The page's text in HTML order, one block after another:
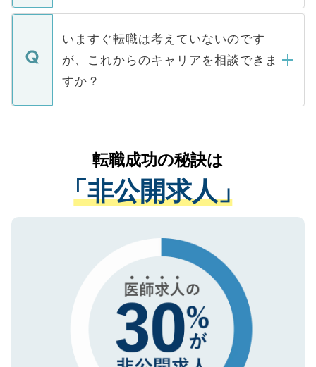
関を公にしてしまうと、応募が殺到する場
に、医療機関が求める条件に合った人材の
みを人材紹介会社に依頼するケースが増え
ています。
定を承諾する必要はありません。内定先へ
の辞退の連絡はキャリアパートナーが行い
ますので、ご安心ください。
個人情報が漏えいすることはありませんの
で、ご安心ください。当サイトからの登録
などで収集したご登録者様の個人情報は、
ご本人のキャリアアップおよび転職活動の
支援を目的に使用いたします。お預かりし
ているすべての個人データはご本人の許可
は、個人情報の取り扱いについての厳密な
管理基準を満たした事業者のみに付与され
る、プライバシーマークを取得済みです。
ご登録いただいた個人情報は、SSL（デー
で、機密保持に関してもご安心ください。
いますぐ転職は考えていないのです
が、これからのキャリアを相談できま
すか？
かがいして、現在の医療機関の状況や紹介
経験をまじえながら、適切なアドバイスを
させていただきます。すぐにご転職をされ
ない方には、長期的なサポートが可能です
ので、まずはご登録ください。
転職成功の秘訣は
「非公開求人」